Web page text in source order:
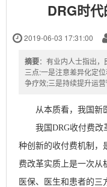
DRG时
2019-06-03 17:31:00
摘要：有业内人士指出
三点:一是注意差异化定
争疗效;三是持续提升运营
从本质看，我国新
我国 DRG收付费改
种创新的收付费机制，
费改革实质上是一次从
医保、医生和患者的三